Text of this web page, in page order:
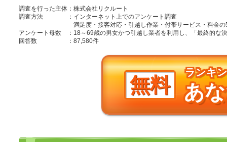
調査を行った主体 ： 株式会社リクルート
調査方法
： インターネット上でのアンケート調査
満足度・接客対応・引越し作業・付帯サービス・料金
アンケート母数
： 18～69歳の男女かつ引越し業者を利用し、「最終的な
回答数
： 87,580件
無料
ランキ
あ